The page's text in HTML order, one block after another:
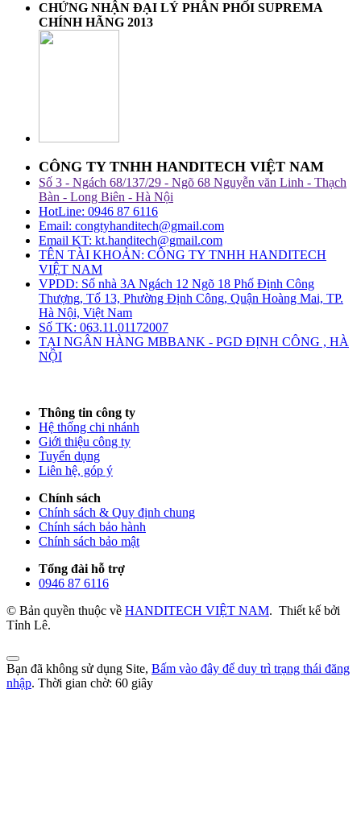
CHỨNG NHẬN ĐẠI LÝ PHÂN PHỐI SUPREMA
CHÍNH HÃNG 2013
CÔNG TY TNHH HANDITECH VIỆT NAM
Số 3 - Ngách 68/137/29 - Ngõ 68 Nguyễn văn Linh - Thạch
Bàn - Long Biên - Hà Nội
HotLine: 0946 87 6116
Email: congtyhanditech@gmail.com
Email KT: kt.handitech@gmail.com
TÊN TÀI KHOẢN: CÔNG TY TNHH HANDITECH
VIỆT NAM
VPDD: Số nhà 3A Ngách 12 Ngõ 18 Phố Định Công
Thượng, Tổ 13, Phường Định Công, Quận Hoàng Mai, TP.
Hà Nội, Việt Nam
Số TK: 063.11.01172007
TẠI NGÂN HÀNG MBBANK - PGD ĐỊNH CÔNG , HÀ
NỘI
Thông tin công ty
Hệ thống chi nhánh
Giới thiệu công ty
Tuyển dụng
Liên hệ, góp ý
Chính sách
Chính sách & Quy định chung
Chính sách bảo hành
Chính sách bảo mật
Tổng đài hỗ trợ
0946 87 6116
© Bản quyền thuộc về HANDITECH VIỆT NAM. Thiết kế bởi
Tỉnh Lê.
Bạn đã không sử dụng Site, Bấm vào đây để duy trì trạng thái đăng
nhập. Thời gian chờ: 60 giây